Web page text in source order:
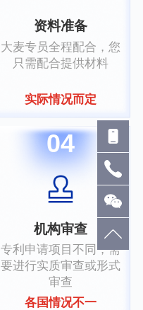
资料准备
大麦专员全程配合，您
只需配合提供材料
实际情况而定
04
机构审查
专利申请项目不同，需
要进行实质审查或形式
审查
各国情况不一